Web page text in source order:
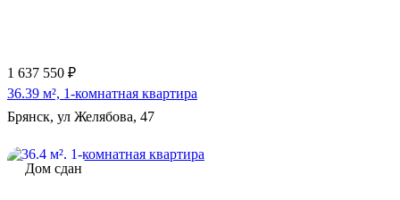
1 637 550 ₽
36.39 м², 1-комнатная квартира
Брянск, ул Желябова, 47
Дом сдан